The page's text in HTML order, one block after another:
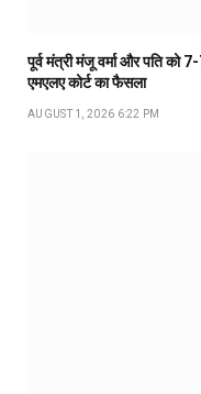
पूर्व मंत्री मंजू वर्मा और पति को
एमएलए कोर्ट का फैसला
AUGUST 1, 2026 6:22 PM